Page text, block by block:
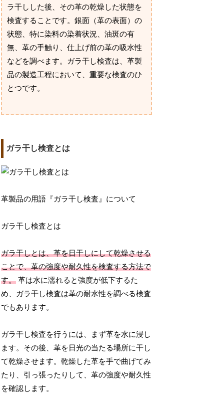
ラ干しした後、その革の乾燥した状態を
検査することです。銀面（革の表面）の
状態、特に染料の染着状況、油斑の有
無、革の手触り、仕上げ前の革の吸水性
などを調べます。ガラ干し検査は、革製
品の製造工程において、重要な検査のひ
とつです。
ガラ干し検査とは
革製品の用語『ガラ干し検査』について
ガラ干し検査とは
ガラ干しとは、革を日干しにして乾燥させる
ことで、革の強度や耐久性を検査する方法で
す。 革は水に濡れると強度が低下するた
め、ガラ干し検査は革の耐水性を調べる検査
でもあります。
ガラ干し検査を行うには、まず革を水に浸し
ます。その後、革を日光の当たる場所に干し
て乾燥させます。乾燥した革を手で曲げてみ
たり、引っ張ったりして、革の強度や耐久性
を確認します。